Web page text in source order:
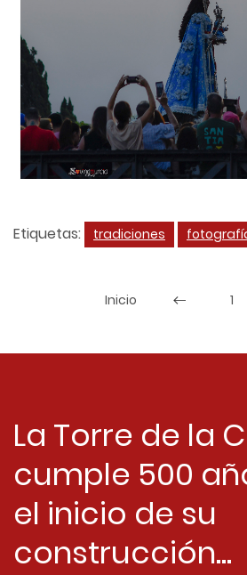
Etiquetas: tradiciones
Inicio 1
La Torre de la
cumple 500
el inicio de su
construcción...